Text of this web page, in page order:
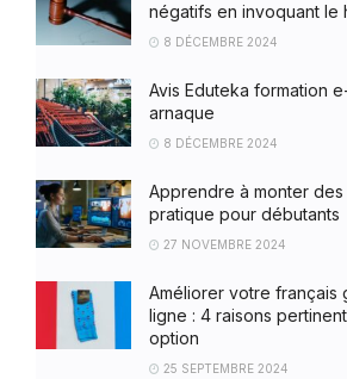
négatifs en invoquant le
8 DÉCEMBRE 2024
Avis Eduteka formation
arnaque
8 DÉCEMBRE 2024
Apprendre à monter
pratique pour débutants
27 NOVEMBRE 2024
Améliorer votre français
ligne : 4 raisons
option
25 SEPTEMBRE 2024